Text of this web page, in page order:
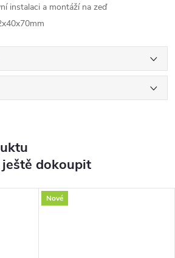
instalaci a montáží na zeď
dokoupit
Nové